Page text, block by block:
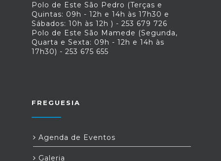
Polo de Este São Pedro (Terças e
Quintas: 09h - 12h e 14h às 17h30 e
Sábados: 10h às 12h ) - 253 679 726
Polo de Este São Mamede (Segunda,
Quarta e Sexta: 09h - 12h e 14h às
17h30) - 253 675 655
FREGUESIA
Agenda de Eventos
Galeria